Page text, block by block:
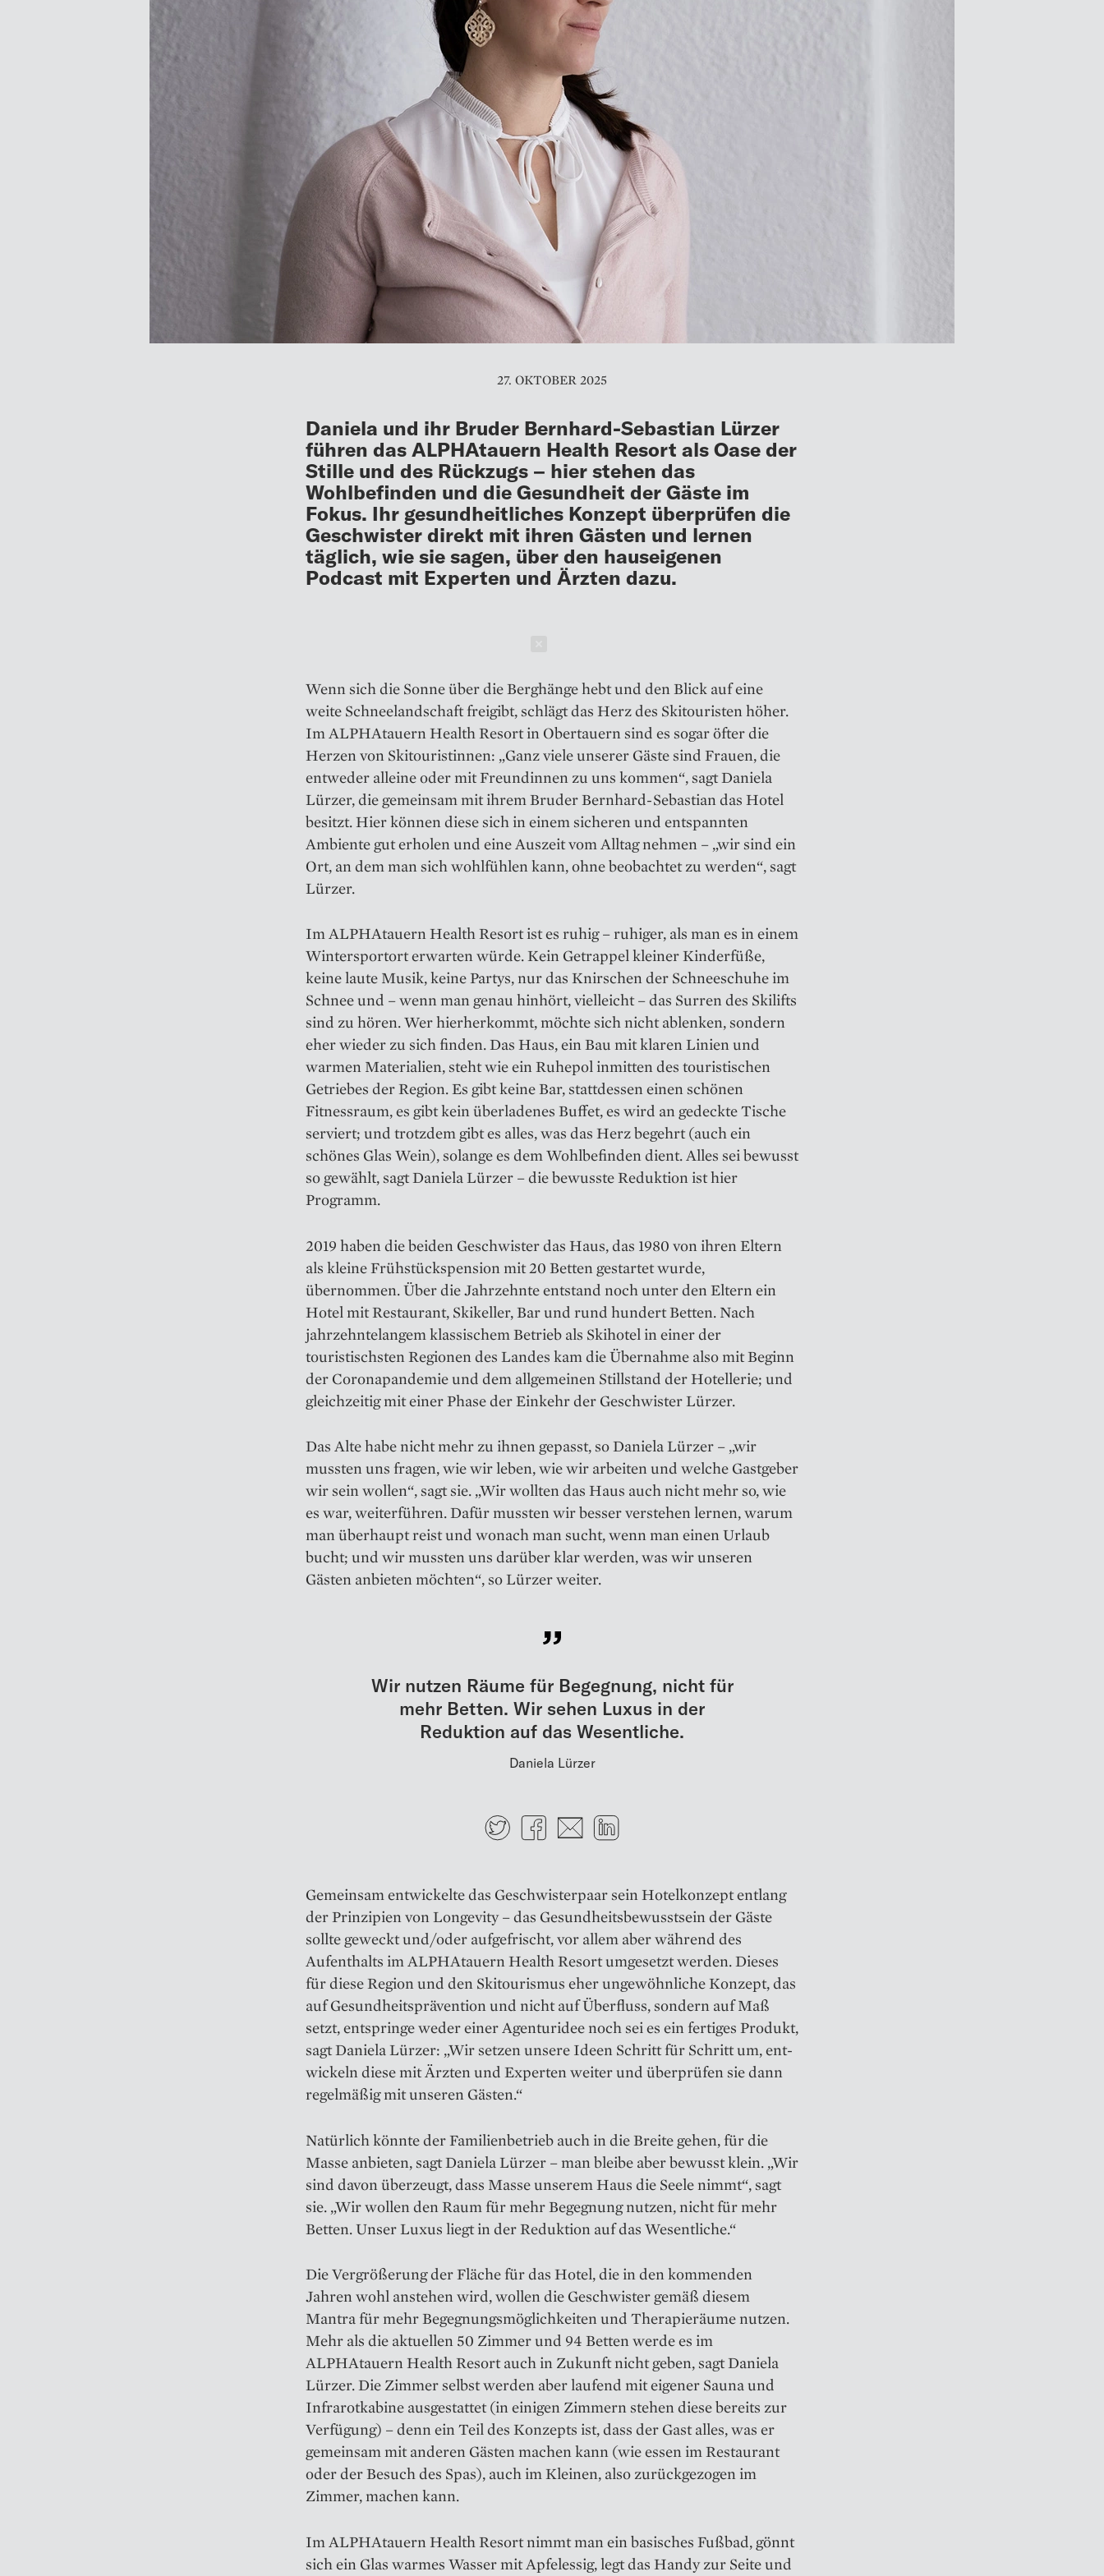
27. OKTOBER 2025
Daniela und ihr Bruder Bernhard-Sebastian Lürzer
führen das ALPHAtauern Health Resort als Oase der
Stille und des Rückzugs – hier stehen das
Wohlbefinden und die Gesundheit der Gäste im
Fokus. Ihr gesundheitliches Konzept überprüfen die
Geschwister direkt mit ihren Gästen und lernen
täglich, wie sie sagen, über den hauseigenen
Podcast mit Experten und Ärzten dazu.
Wenn sich die Sonne über die Berghänge hebt und den Blick auf eine
weite Schneelandschaft freigibt, schlägt das Herz des Skitouristen höher.
Im ALPHAtauern Health Resort in Obertauern sind es sogar öfter die
Herzen von Skitouristinnen: „Ganz viele unserer Gäste sind Frauen, die
entweder alleine oder mit Freundinnen zu uns kommen“, sagt Daniela
Lürzer, die gemeinsam mit ihrem Bruder Bernhard-Sebastian das Hotel
besitzt. Hier können diese sich in einem sicheren und entspannten
Ambiente gut erholen und eine Auszeit vom Alltag nehmen – „wir sind ein
Ort, an dem man sich wohlfühlen kann, ohne beobachtet zu werden“, sagt
Lürzer.
Im ALPHAtauern Health Resort ist es ruhig – ruhiger, als man es in einem
Wintersportort erwarten wür­de. Kein Getrappel kleiner Kinderfüße,
keine laute Musik, keine Partys, nur das Knirschen der Schneeschuhe im
Schnee und – wenn man genau hinhört, vielleicht – das Surren des Skilifts
sind zu hören. Wer hierherkommt, möchte sich nicht ablenken, sondern
eher wieder zu sich finden. Das Haus, ein Bau mit klaren Linien und
warmen Materialien, steht wie ein Ruhepol inmitten des touristischen
Getriebes der Region. Es gibt keine Bar, stattdessen einen schönen
Fitnessraum, es gibt kein überladenes Buffet, es wird an gedeckte Tische
serviert; und trotzdem gibt es alles, was das Herz begehrt (auch ein
schönes Glas Wein), solange es dem Wohlbefinden dient. Alles sei bewusst
so gewählt, sagt Daniela Lürzer – die bewusste Reduktion ist hier
Programm.
2019 haben die beiden Geschwister das Haus, das 1980 von ihren Eltern
als kleine Frühstückspension mit 20 Betten gestartet wurde,
übernommen. Über die Jahrzehnte entstand noch unter den Eltern ein
Hotel mit Restaurant, Skikeller, Bar und rund hundert Betten. Nach
jahrzehntelangem klassischem Betrieb als Skihotel in einer der
touristischsten Regionen des Landes kam die Übernahme also mit Beginn
der Coronapandemie und dem allgemeinen Stillstand der Hotellerie; und
gleichzeitig mit einer Phase der Einkehr der Geschwister Lürzer.
Das Alte habe nicht mehr zu ihnen gepasst, so Daniela Lürzer – „wir
mussten uns fragen, wie wir leben, wie wir arbeiten und welche Gastgeber
wir sein wollen“, sagt sie. „Wir wollten das Haus auch nicht mehr so, wie
es war, weiterführen. Dafür mussten wir besser verstehen lernen, warum
man überhaupt reist und wonach man sucht, wenn man einen Urlaub
bucht; und wir mussten uns darüber klar werden, was wir unseren
Gästen anbieten möchten“, so Lürzer weiter.
Wir nutzen Räume für Begegnung, nicht für
mehr Betten. Wir sehen Luxus in der
Reduktion auf das Wesentliche.
Daniela Lürzer
TwitterFacebook
E-mail
Gemeinsam entwickelte das ­Geschwisterpaar sein Hotelkonzept entlang
der Prinzipien von Longevity – das Gesundheitsbewusstsein der Gäste
sollte geweckt und/oder aufgefrischt, vor allem aber während des
Aufenthalts im ALPHAtauern Health Resort umgesetzt werden. ­Dieses
für diese Region und den Skitourismus eher ungewöhnliche Konzept, das
auf Gesundheits­prävention und nicht auf Überfluss, sondern auf Maß
setzt, entspringe weder einer Agenturidee noch sei es ein fertiges Produkt,
sagt Daniela Lürzer: „Wir setzen unsere Ideen Schritt für Schritt um, ent­
wickeln diese mit Ärzten und Experten weiter und überprüfen sie dann
regelmäßig mit unseren Gästen.“
Natürlich könnte der Familien­betrieb auch in die Breite gehen, für die
Masse anbieten, sagt Daniela Lürzer – man bleibe aber bewusst klein. „Wir
sind davon überzeugt, dass Masse unserem Haus die Seele nimmt“, sagt
sie. „Wir wollen den Raum für mehr Begegnung nutzen, nicht für mehr
Betten. Unser Luxus liegt in der Reduktion auf das Wesentliche.“
Die Vergrößerung der Fläche für das Hotel, die in den kommenden
Jahren wohl anstehen wird, wollen die Geschwister gemäß diesem
Mantra für mehr Begegnungsmöglichkeiten und Therapieräume nutzen.
Mehr als die aktuellen 50 Zimmer und 94 Betten werde es im
ALPHAtauern Health Resort auch in Zukunft nicht geben, sagt Daniela
Lürzer. Die Zimmer selbst werden aber laufend mit eigener Sauna und
Infrarotkabine ausgestattet (in einigen Zimmern stehen diese bereits zur
Verfügung) – denn ein Teil des Konzepts ist, dass der Gast alles, was er
gemeinsam mit anderen Gästen machen kann (wie essen im Restaurant
oder der Besuch des Spas), auch im Kleinen, also zurückgezogen im
Zimmer, machen kann.
Im ALPHAtauern Health Resort nimmt man ein basisches Fußbad, gönnt
sich ein Glas warmes Wasser mit Apfelessig, legt das Handy zur Seite und